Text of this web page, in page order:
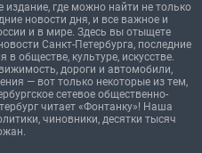
издание, где можно найти не только
новости дня, и все важное и
и в мире. Здесь вы отыщете
Санкт-Петербурга, последние
в обществе, культуре, искусстве.
дороги и автомобили,
— вот только некоторые из тем,
сетевое общественно-
читает «Фонтанку»! Наша
чиновники, десятки тысяч